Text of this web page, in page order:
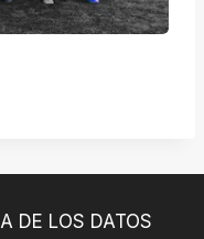
DE LOS DATOS